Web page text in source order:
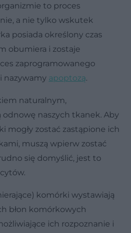
to proces
a nie tylko wskutek
posiada określony czas
obumiera i zostaje
zaprogramowanego
nazywamy apoptozą.
naturalnym,
odnowę naszych tkanek. Aby
mogły zostać zastąpione ich
muszą wpierw zostać
się domyślić, jest to
komórki wystawiają
błon komórkowych
ich rozpoznanie i